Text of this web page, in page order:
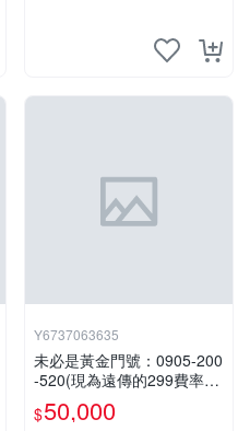
Y6737063635
未必是黃金門號：0905-200
-520(現為遠傳的299費率門
號，屆時將以無約狀態過
戶)。
$50,000